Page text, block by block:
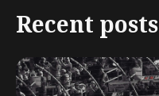
Recent posts